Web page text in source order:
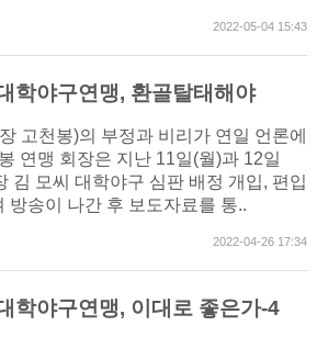
2022-05-04 15:43
학야구연맹, 환골탈태해야
고천봉)의 부정과 비리가 연일 언론에
연맹 회장은 지난 11일(월)과 12일
김 모씨 대학야구 심판 배정 개입, 편입
방송이 나간 후 보도자료를 통..
2022-04-26 17:34
학야구연맹, 이대로 좋은가-4